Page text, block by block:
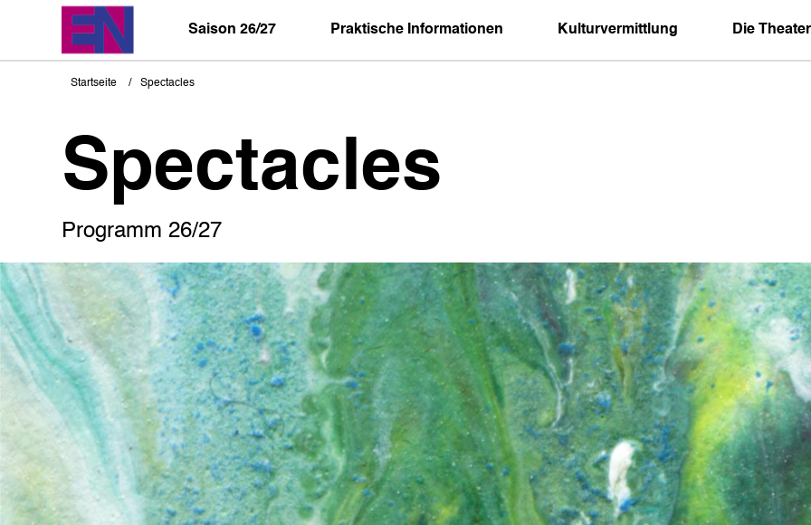
Saison 26/27 Praktische Informationen Kulturvermittlung Die Theater
Pfadnavigation
Startseite Spectacles
Spectacles
Programm 26/27